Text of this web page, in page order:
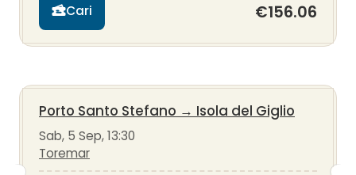
Cari €156.06
Porto Santo Stefano → Isola del Giglio
Sab, 5 Sep, 13:30
Toremar